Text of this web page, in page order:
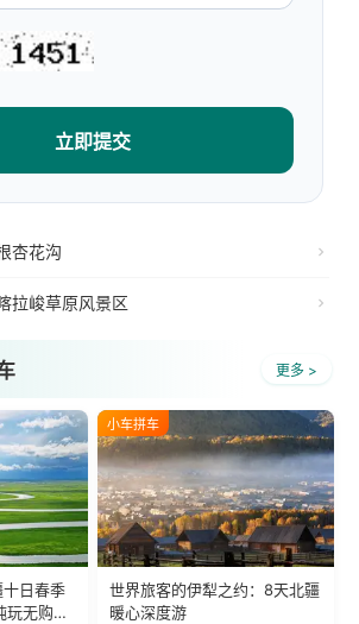
立即提交
杏花沟
拉峻草原风景区
更多 >
日春季
玩无购
小车拼车
世界旅客的伊犁之约：8天北疆
暖心深度游